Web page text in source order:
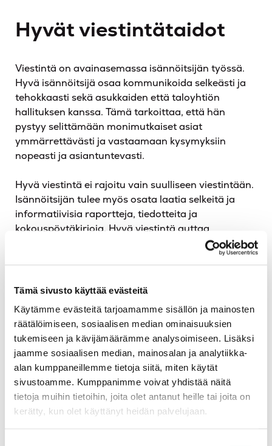
Tämä sivusto käyttää evästeitä
Käytämme evästeitä tarjoamamme sisällön ja mainosten
räätälöimiseen, sosiaalisen median ominaisuuksien
tukemiseen ja kävijämäärämme analysoimiseen. Lisäksi
jaamme sosiaalisen median, mainosalan ja analytiikka-
alan kumppaneillemme tietoja siitä, miten käytät
sivustoamme. Kumppanimme voivat yhdistää näitä
tietoja muihin tietoihin, joita olet antanut heille tai joita on
kerätty, kun olet käyttänyt heidän palvelujaan.
Hyvät viestintätaidot
Viestintä on avainasemassa isännöitsijän työssä.
Hyvä isännöitsijä osaa kommunikoida selkeästi ja
tehokkaasti sekä asukkaiden että taloyhtiön
hallituksen kanssa. Tämä tarkoittaa, että hän
pystyy selittämään monimutkaiset asiat
ymmärrettävästi ja vastaamaan kysymyksiin
nopeasti ja asiantuntevasti.
Hyvä viestintä ei rajoitu vain suulliseen viestintään.
Isännöitsijän tulee myös osata laatia selkeitä ja
informatiivisia raportteja, tiedotteita ja
kokouspöytäkirjoja. Hyvä viestintä auttaa
välttämään väärinkäsityksiä ja luo avoimen ja
Organisointikyky ja
ongelmanratkaisutaidot
Isännöitsijän työ on monipuolista ja vaatii
erinomaista organisointikykyä. Hyvä isännöitsijä
pystyy hallitsemaan useita tehtäviä
samanaikaisesti ja pitämään asiat järjestyksessä.
Tämä tarkoittaa, että hän osaa priorisoida tehtäviä